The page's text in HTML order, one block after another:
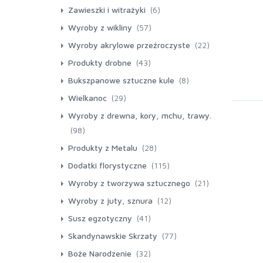
(9)
Kule styropianowe (5)
Stożki styropianowe
Jajka styropianowe (1)
Lampiony Bambusowe Wiklinowe
(8)
Oświetlenie LED (18)
Oświetlenie Led Solar
Zawieszki i witrażyki (6)
Zawieszki i witrażyki drewniane
Wyroby z wikliny (57)
Wianki wiklinowe białe, szare lub
(15)
Serca Wiklinowe (1)
Kosze wiklinowe
Wyroby akrylowe przeźroczyste (22)
Kule plastikowe przezroczyste
Jajka akrylowe (0)
Serca akrylowe przezroczyste
Gwiazdy, łezki, dzwonki i inne
Produkty drobne (43)
Bukszpanowe sztuczne kule (8)
Wielkanoc (29)
Kurczaki (3)
Wyroby z drewna, kory, mchu, trawy.
(98)
Osłonki donice drewniane
Osłonki-pojemniki z mchu kory.
Produkty z Metalu (28)
Doniczki-Osłonki Metalowe
Dodatki florystyczne (115)
Wstążki Taśmy (9)
Torebki do kwiatów (11)
Wyroby z tworzywa sztucznego (21)
Rowerki, Wózeczki z Technorattanu
Wyroby z juty, sznura (12)
Osłonki na doniczki (18)
Susz egzotyczny (41)
Skandynawskie Skrzaty (77)
Boże Narodzenie (32)